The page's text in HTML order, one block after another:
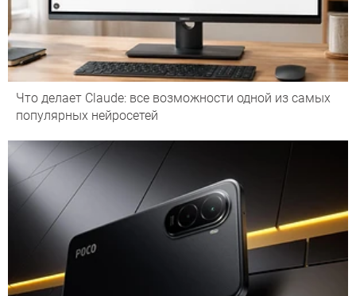
Что делает Сlaude: все возможности одной из самых
популярных нейросетей